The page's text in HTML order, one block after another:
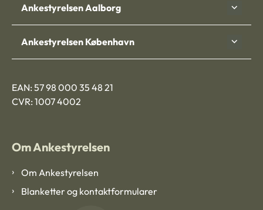
Ankestyrelsen Aalborg
Ankestyrelsen København
EAN: 57 98 000 35 48 21
CVR: 1007 4002
Om Ankestyrelsen
Om Ankestyrelsen
Blanketter og kontaktformularer